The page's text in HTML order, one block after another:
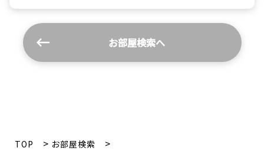
お部屋検索へ
TOP
お部屋検索